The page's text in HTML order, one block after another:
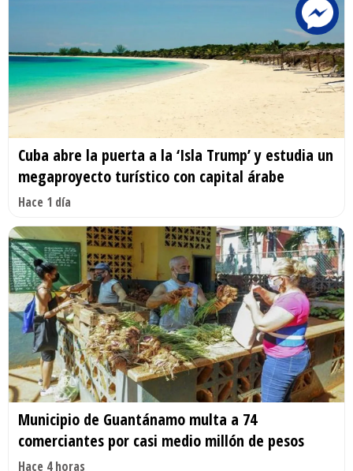
Cuba abre la puerta a la ‘Isla Trump’ y estudia un
megaproyecto turístico con capital árabe
Hace 1 día
Municipio de Guantánamo multa a 74
comerciantes por casi medio millón de pesos
Hace 4 horas